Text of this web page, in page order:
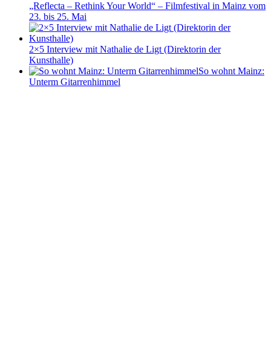
„Reflecta – Rethink Your World“ – Filmfestival in Mainz vom
23. bis 25. Mai
2×5 Interview mit Nathalie de Ligt (Direktorin der
Kunsthalle)
So wohnt Mainz:
Unterm Gitarrenhimmel